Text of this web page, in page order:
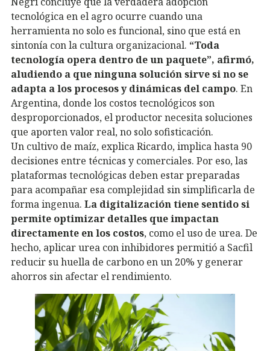
tecnológica en el agro ocurre cuando una
herramienta no solo es funcional, sino que está en
sintonía con la cultura organizacional. “Toda
tecnología opera dentro de un paquete”, afirmó,
aludiendo a que ninguna solución sirve si no se
adapta a los procesos y dinámicas del campo. En
Argentina, donde los costos tecnológicos son
desproporcionados, el productor necesita soluciones
que aporten valor real, no solo sofisticación.
Un cultivo de maíz, explica Ricardo, implica hasta 90
decisiones entre técnicas y comerciales. Por eso, las
plataformas tecnológicas deben estar preparadas
para acompañar esa complejidad sin simplificarla de
forma ingenua. La digitalización tiene sentido si
permite optimizar detalles que impactan
directamente en los costos, como el uso de urea. De
hecho, aplicar urea con inhibidores permitió a Sacfil
reducir su huella de carbono en un 20% y generar
ahorros sin afectar el rendimiento.